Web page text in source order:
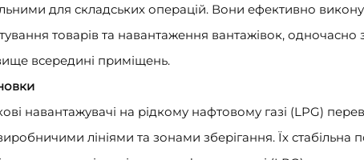
для складських операцій. Вони ефективно
товарів та навантаження вантажівок,
всередині приміщень.
навантажувачі на рідкому нафтовому газі (LPG)
лініями та зонами зберігання. Їх стабільна